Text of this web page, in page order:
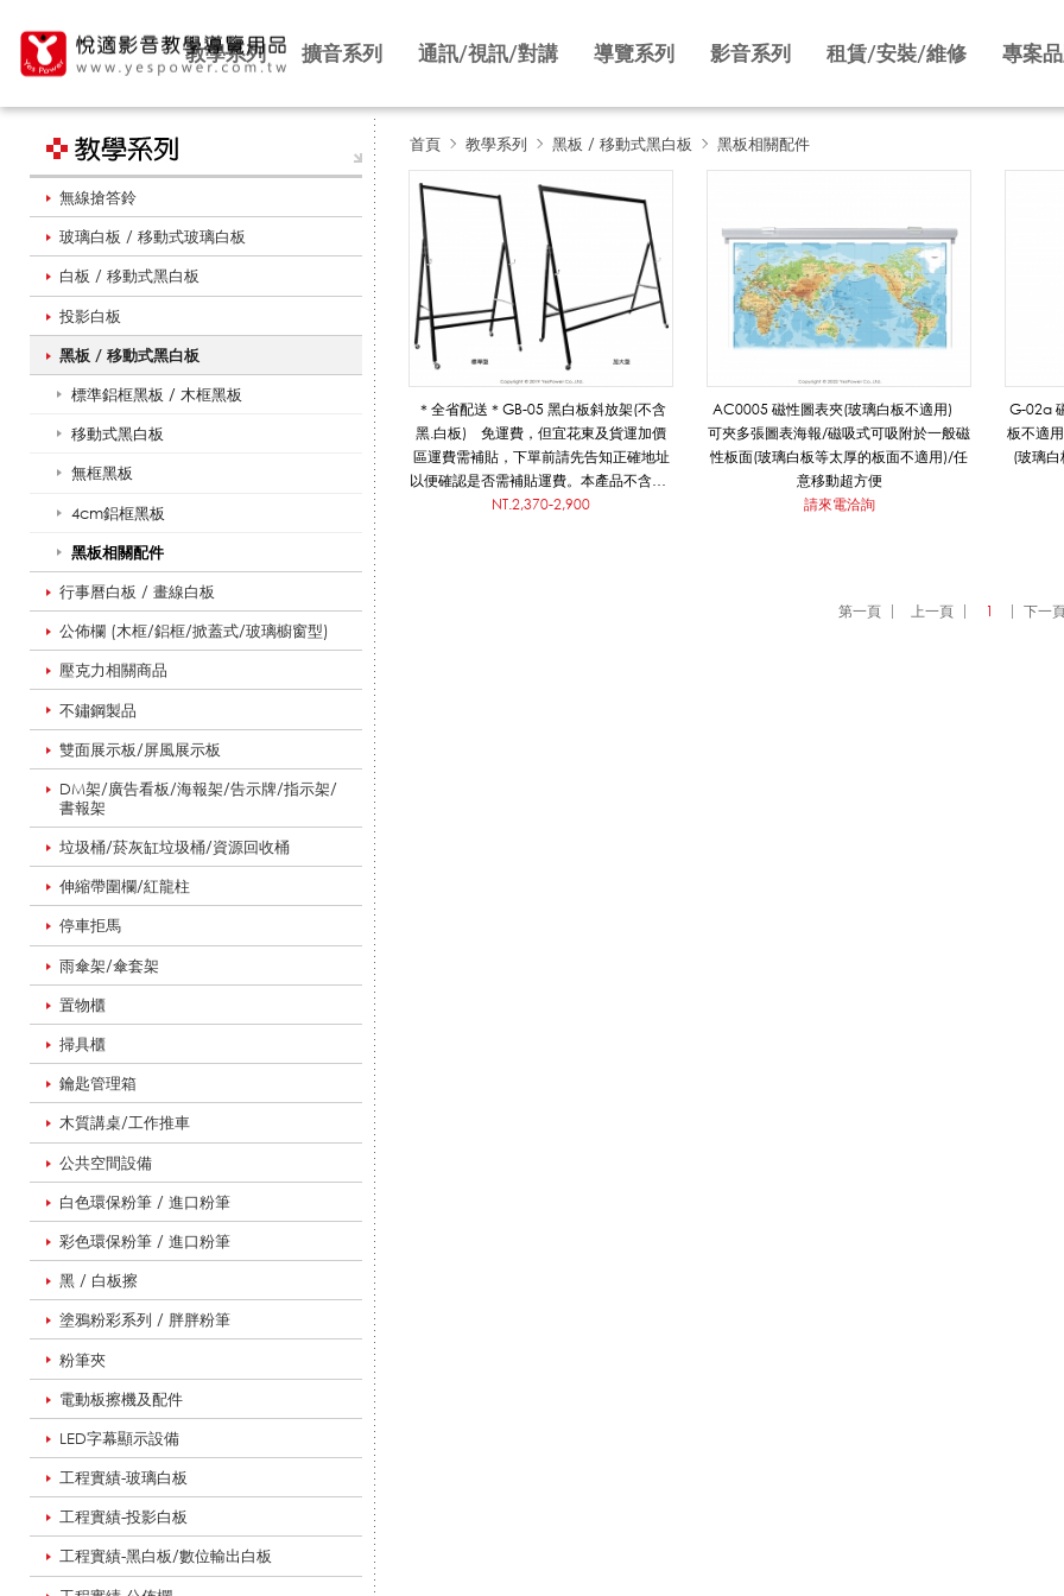
教學系列 擴音系列 通訊/視訊/對講 導覽系列 影音系列 租賃/安裝/維修 專案
無線搶答鈴
玻璃白板 / 移動式玻璃白板
白板 / 移動式黑白板
投影白板
黑板 / 移動式黑白板
標準鋁框黑板 / 木框黑板
移動式黑白板
無框黑板
4cm鋁框黑板
黑板相關配件
行事曆白板 / 畫線白板
公佈欄 (木框/鋁框/掀蓋式/玻璃櫥窗型)
壓克力相關商品
不鏽鋼製品
雙面展示板/屏風展示板
DM架/廣告看板/海報架/告示牌/指示架/
書報架
垃圾桶/菸灰缸垃圾桶/資源回收桶
伸縮帶圍欄/紅龍柱
停車拒馬
雨傘架/傘套架
置物櫃
掃具櫃
鑰匙管理箱
木質講桌/工作推車
公共空間設備
白色環保粉筆 / 進口粉筆
彩色環保粉筆 / 進口粉筆
黑 / 白板擦
塗鴉粉彩系列 / 胖胖粉筆
粉筆夾
電動板擦機及配件
LED字幕顯示設備
工程實績-玻璃白板
工程實績-投影白板
工程實績-黑白板/數位輸出白板
首頁 教學系列 黑板 / 移動式黑白板 黑板相關配件
黑
板
相
關
＊全省配送＊GB-05 黑白板斜放架(不含
黑.白板) 免運費，但宜花東及貨運加價
區運費需補貼，下單前請先告知正確地址
以便確認是否需補貼運費。​本產品不含黑/
白板，特殊尺寸歡迎來電洽詢。
NT.2,370-2,900
AC0005 磁性圖表夾(玻璃白板不適用)
可夾多張圖表海報/磁吸式可吸附於一般磁
性板面(玻璃白板等太厚的板面不適用)/任
意移動超方便
請來電洽詢
G-02a
板不適
(玻璃
第一頁 上一頁 1 下一